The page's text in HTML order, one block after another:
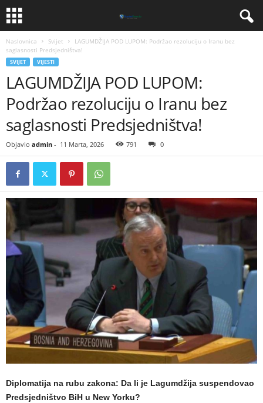
Naslovnica Svijet
LAGUMDŽIJA POD LUPOM: Podržao rezoluciju o Iranu bez
saglasnosti Predsjedništva!
SVIJET VIJESTI
LAGUMDŽIJA POD LUPOM:
Podržao rezoluciju o Iranu bez
saglasnosti Predsjedništva!
Objavio admin - 11 Marta, 2026 791 0
Diplomatija na rubu zakona: Da li je Lagumdžija suspendovao
Predsjedništvo BiH u New Yorku?